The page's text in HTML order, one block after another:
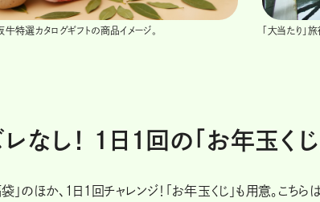
牛特選カタログギフトの商品イメージ。 「大当たり」
なし！ 1日１回の「お年玉くじ
袋」のほか、１日１回チャレンジ！「お年玉くじ」も用意。